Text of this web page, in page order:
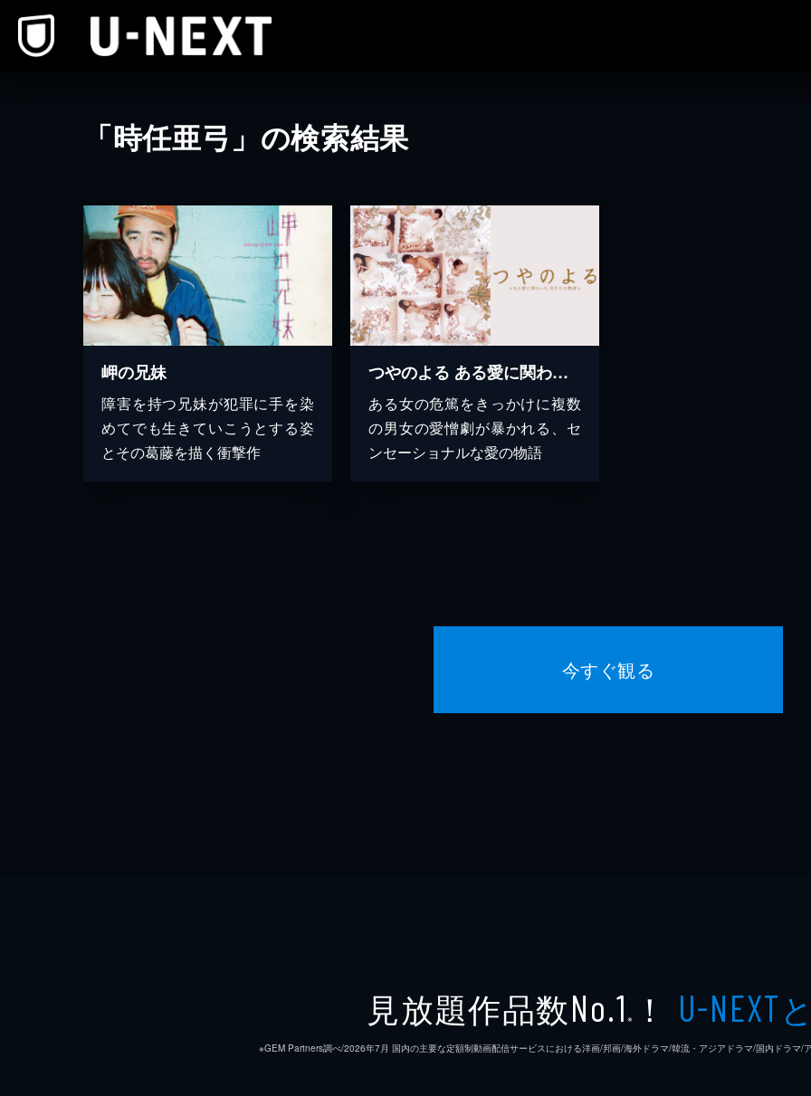
「時任亜弓」の検索結果
岬の兄妹
障害を持つ兄妹が犯罪に手を染
めてでも生きていこうとする姿
とその葛藤を描く衝撃作
つやのよる ある愛に関わった、女たちの物語
ある女の危篤をきっかけに複数
の男女の愛憎劇が暴かれる、セ
ンセーショナルな愛の物語
今すぐ観る
見放題作品数No.1 ※ ！ U-NEXT
※GEM Partners調べ/2026年7⽉ 国内の主要な定額制動画配信サービスにおける洋画/邦画/海外ドラマ/韓流・アジアドラマ/国内ドラマ/